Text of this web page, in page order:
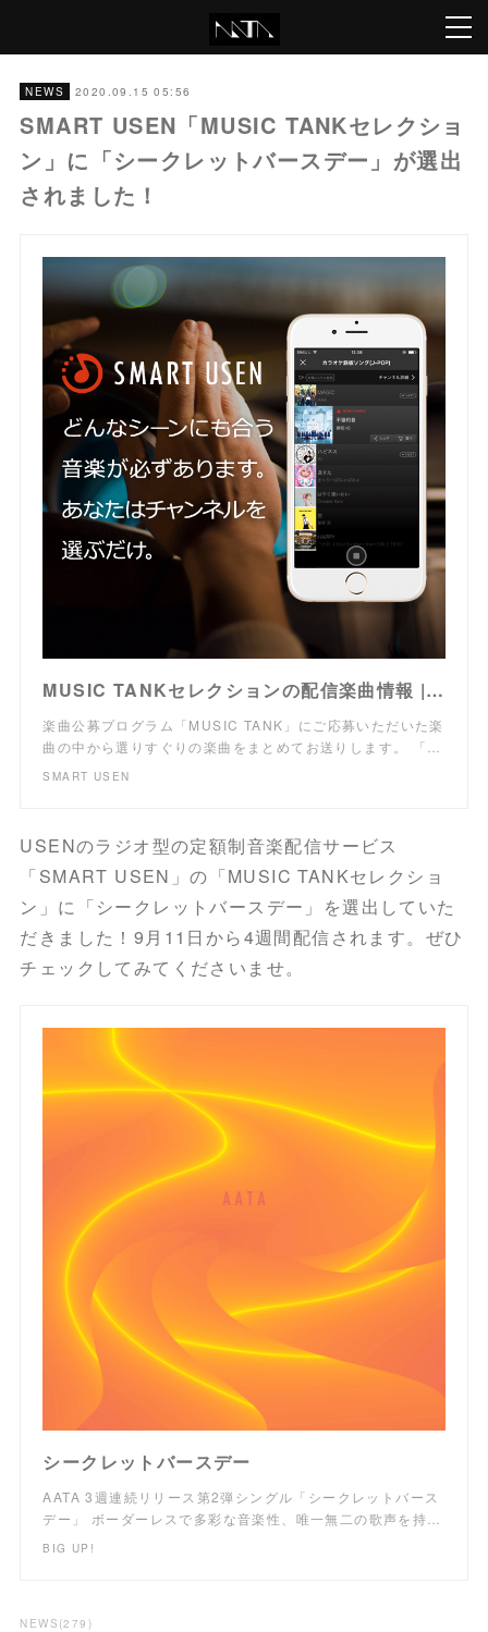
NEWS 2020.09.15 05:56
SMART USEN「MUSIC TANKセレクショ
ン」に「シークレットバースデー」が選出
されました！
MUSIC TANKセレクションの配信楽曲情報 | SMART USEN：音楽聴き放題サービス
楽曲公募プログラム「MUSIC TANK」にご応募いただいた楽
曲の中から選りすぐりの楽曲をまとめてお送りします。 「…
SMART USEN
USENのラジオ型の定額制音楽配信サービス
「SMART USEN」の「MUSIC TANKセレクショ
ン」に「シークレットバースデー」を選出していた
だきました！9月11日から4週間配信されます。ぜひ
チェックしてみてくださいませ。
シークレットバースデー
AATA 3週連続リリース第2弾シングル「シークレットバース
デー」 ボーダーレスで多彩な音楽性、唯一無二の歌声を持…
BIG UP!
NEWS (279 )